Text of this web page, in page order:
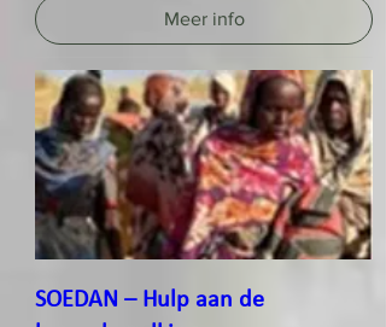
Meer info
SOEDAN – Hulp aan de